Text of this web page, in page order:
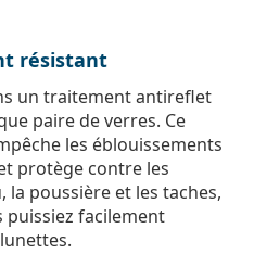
résistant
un traitement antireflet
paire de verres. Ce
les éblouissements
protège contre les
la poussière et les taches,
puissiez facilement